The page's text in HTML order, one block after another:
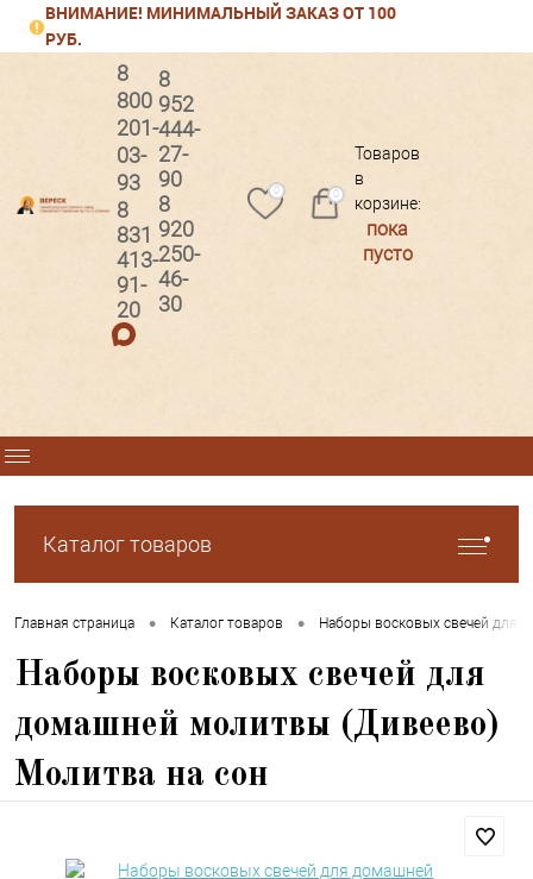
ВНИМАНИЕ! МИНИМАЛЬНЫЙ ЗАКАЗ ОТ 100
РУБ.
Регистрация
8
800
201-
03-
93
8
831
413-
91-
20
8
952
444-
27-
90
8
920
250-
46-
30
0 0
Товаров
в
корзине:
пока
пусто
Каталог товаров
Главная страница • Каталог товаров • Наборы восковых свечей для
Наборы восковых свечей для
домашней молитвы (Дивеево)
Молитва на сон